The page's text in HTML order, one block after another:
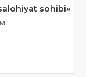
sohibi»